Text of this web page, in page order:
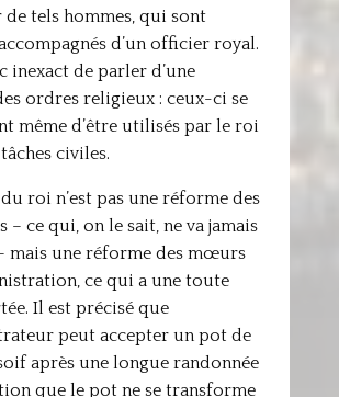
de tels hommes, qui sont
d’un officier royal.
inexact de parler d’une
ordres religieux : ceux-ci se
même d’être utilisés par le roi
civiles.
roi n’est pas une réforme des
– ce qui, on le sait, ne va jamais
mais une réforme des mœurs
ce qui a une toute
Il est précisé que
peut accepter un pot de
après une longue randonnée
que le pot ne se transforme